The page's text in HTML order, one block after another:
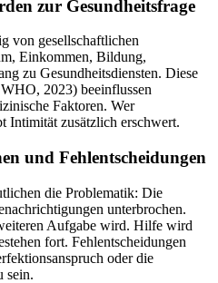
zur Gesundheitsfrage
von gesellschaftlichen
Einkommen, Bildung,
zu Gesundheitsdiensten. Diese
2023) beeinflussen
Faktoren. Wer
Intimität zusätzlich erschwert.
und Fehlentscheidungen
die Problematik: Die
unterbrochen.
Aufgabe wird. Hilfe wird
fort. Fehlentscheidungen
oder die
sein.